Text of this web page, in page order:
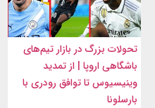
تحولات بزرگ در بازار تیم‌های
باشگاهی اروپا | از تمدید
وینیسیوس تا توافق رودری با
بارسلونا